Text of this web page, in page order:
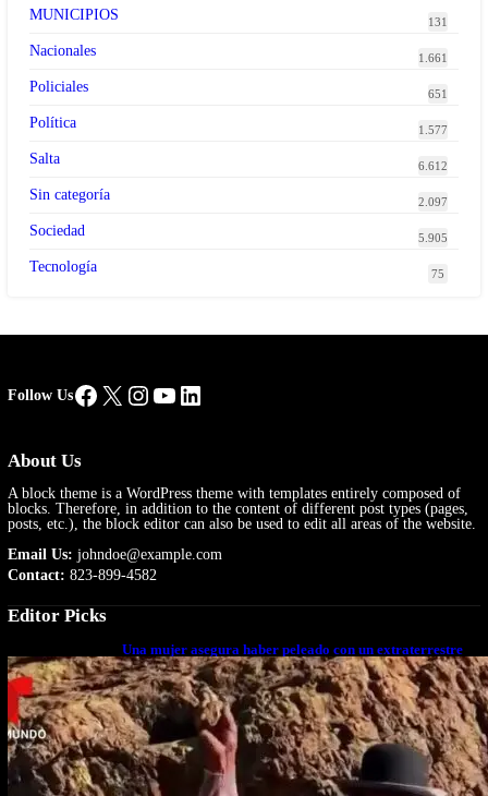
MUNICIPIOS 131
Nacionales 1.661
Policiales 651
Política 1.577
Salta 6.612
Sin categoría 2.097
Sociedad 5.905
Tecnología 75
Follow UsFacebook
X Instagram
YouTube
LinkedIn
About Us
A block theme is a WordPress theme with templates entirely composed of
blocks. Therefore, in addition to the content of different post types (pages,
posts, etc.), the block editor can also be used to edit all areas of the website.
Email Us: johndoe@example.com
Contact: 823-899-4582
Editor Picks
Una mujer asegura haber peleado con un extraterrestre
cuerpo a cuerpo